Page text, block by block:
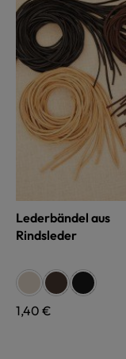
Lederbändel aus
Rindsleder
Farbeungefärbtdunkelbraun
schwarz
Regulärer Preis:
1,40 €